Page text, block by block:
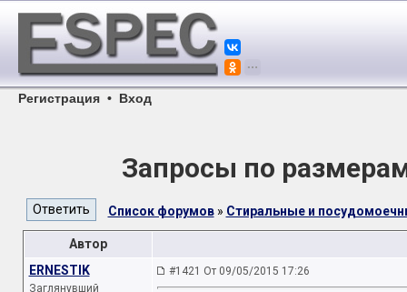
Регистрация • Вход
Запросы по
Список форумов» Стиральные и
Автор
ERNESTIK
Заглянувший
#1421 От 09/05/2015 17:26